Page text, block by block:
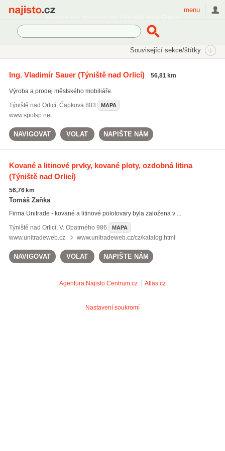
menu
Související sekce/štítky
Zámky a kování, kovářské výrobky
Ing. Vladimír Sauer(Týniště nad Orlicí) 56,81 km
Výroba a prodej městského mobiliáře.
Týniště nad Orlicí, Čapkova 803 MAPA
www.spolsp.net
NAVIGOVAT VOLAT NAPIŠTE NÁM
Kované a litinové prvky, kované ploty, ozdobná litina
(Týniště nad Orlicí)
56,76 km
Tomáš Zaňka
Firma Unitrade - kované a litinové polotovary byla založena v ...
Týniště nad Orlicí, V. Opatrného 986 MAPA
www.unitradeweb.cz www.unitradeweb.cz/cz/katalog.html
NAVIGOVAT VOLAT NAPIŠTE NÁM
Agentura Najisto Centrum.cz Atlas.cz
Nastavení soukromí